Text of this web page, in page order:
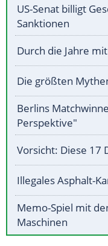
US-Senat billigt
Sanktionen
Durch die Jahre
Die größten
Berlins
Perspektive"
Vorsicht: Diese 17
Illegales Asphalt-
Memo-Spiel mit
Maschinen